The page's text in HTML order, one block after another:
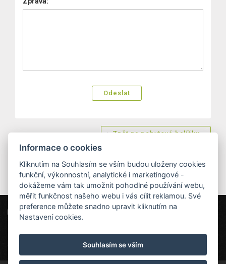
Zpět na pobytové balíčky
Hotel MAXANT Frymburk 80, 382 79 Frymburk
Informace o cookies
Kliknutím na Souhlasím se vším budou uloženy cookies
funkční, výkonnostní, analytické i marketingové -
dokážeme vám tak umožnit pohodlné používání webu,
měřit funkčnost našeho webu i vás cílit reklamou. Své
preference můžete snadno upravit kliknutím na
Nastavení cookies.
Souhlasím se vším